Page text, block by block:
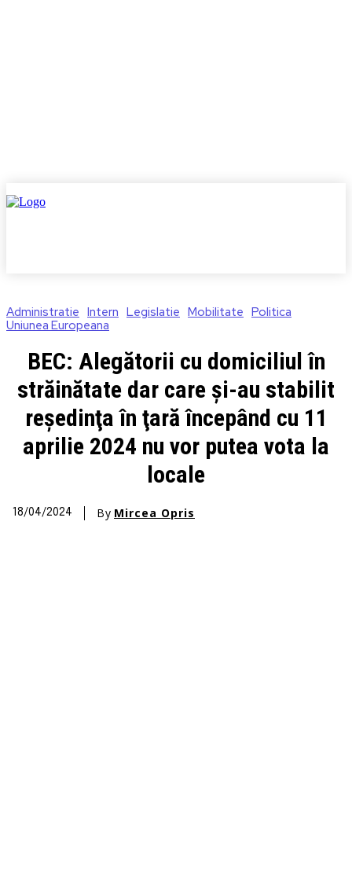
Administratie Intern Legislatie Mobilitate Politica
Uniunea Europeana
BEC: Alegătorii cu domiciliul în
străinătate dar care şi-au stabilit
reşedinţa în ţară începând cu 11
aprilie 2024 nu vor putea vota la
locale
18/04/2024 By Mircea Opris